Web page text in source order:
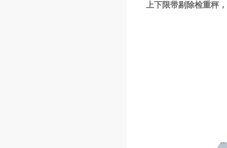
上下限带剔除检重秤